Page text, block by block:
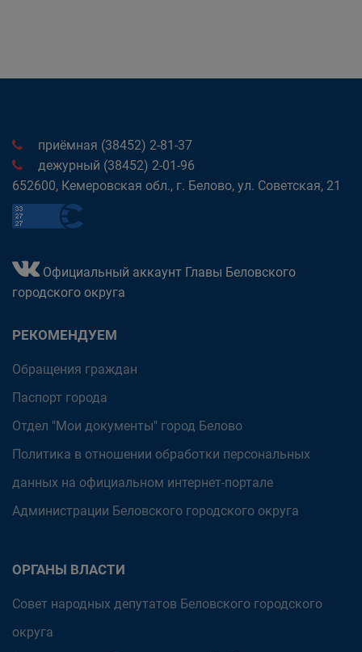
приёмная (38452) 2-81-37
дежурный (38452) 2-01-96
652600, Кемеровская обл., г. Белово, ул. Советская, 21
Официальный аккаунт Главы Беловского
городского округа
РЕКОМЕНДУЕМ
Обращения граждан
Паспорт города
Отдел "Мои документы" город Белово
Политика в отношении обработки персональных
данных на официальном интернет-портале
Администрации Беловского городского округа
ОРГАНЫ ВЛАСТИ
Совет народных депутатов Беловского городского
округа